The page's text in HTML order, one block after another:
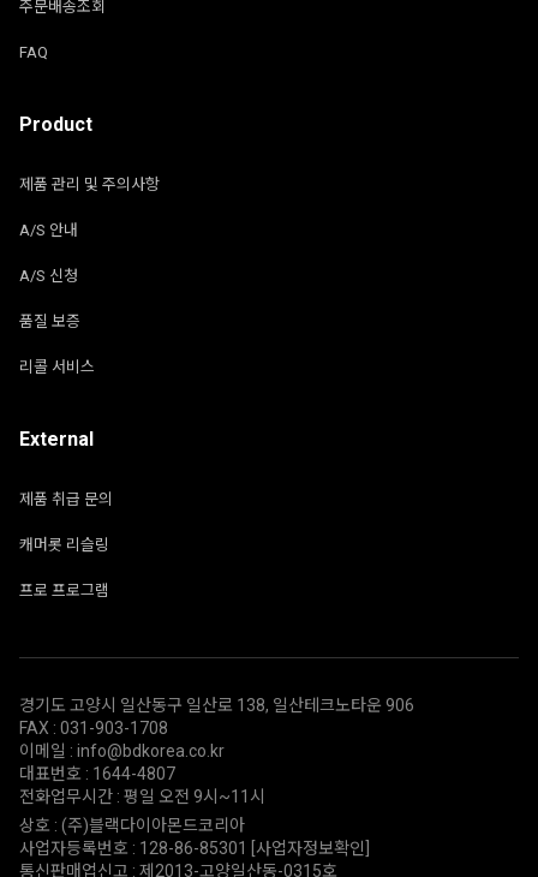
주문배송조회
FAQ
Product
제품 관리 및 주의사항
A/S 안내
A/S 신청
품질 보증
리콜 서비스
External
제품 취급 문의
캐머롯 리슬링
프로 프로그램
경기도 고양시 일산동구 일산로 138, 일산테크노타운 906
FAX : 031-903-1708
이메일 : info@bdkorea.co.kr
대표번호 : 1644-4807
전화업무시간 : 평일 오전 9시~11시
상호 : (주)블랙다이아몬드코리아
사업자등록번호 : 128-86-85301
[사업자정보확인]
통신판매업신고 : 제2013-고양일산동-0315호